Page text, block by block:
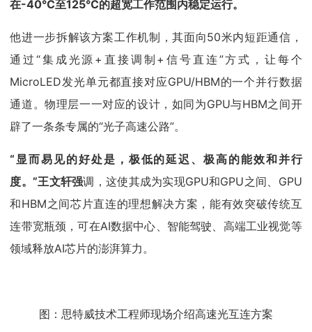
在-40°C至125°C的超宽工作范围内稳定运行。
他进一步拆解该方案工作机制，其面向50米内短距通信，
通过“集成光源+直接调制+信号直连”方式，让每个
MicroLED发光单元都直接对应GPU/HBM的一个并行数据
通道。物理层一一对应的设计，如同为GPU与HBM之间开
辟了一条条专属的“光子高速公路”。
“显而易见的好处是，极低的延迟、极高的能效和并行
度。”王文轩强调，这使其成为实现GPU和GPU之间、GPU
和HBM之间芯片直连的理想解决方案，能有效突破传统互
连带宽瓶颈，可在AI数据中心、智能驾驶、高端工业视觉等
领域释放AI芯片的澎湃算力。
图：思特威技术工程师现场介绍高速光互连方案